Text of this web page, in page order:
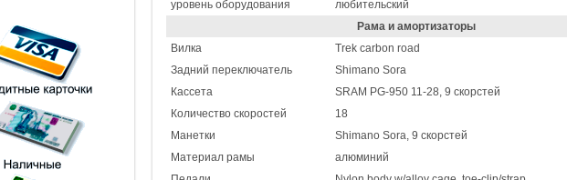
уровень оборудования
любительский
Рама и амортизаторы
Вилка
Trek carbon road
Задний переключатель
Shimano Sora
Кассета
SRAM PG-950 11-28, 9 скорстей
Количество скоростей
18
Манетки
Shimano Sora, 9 скорстей
Материал рамы
алюминий